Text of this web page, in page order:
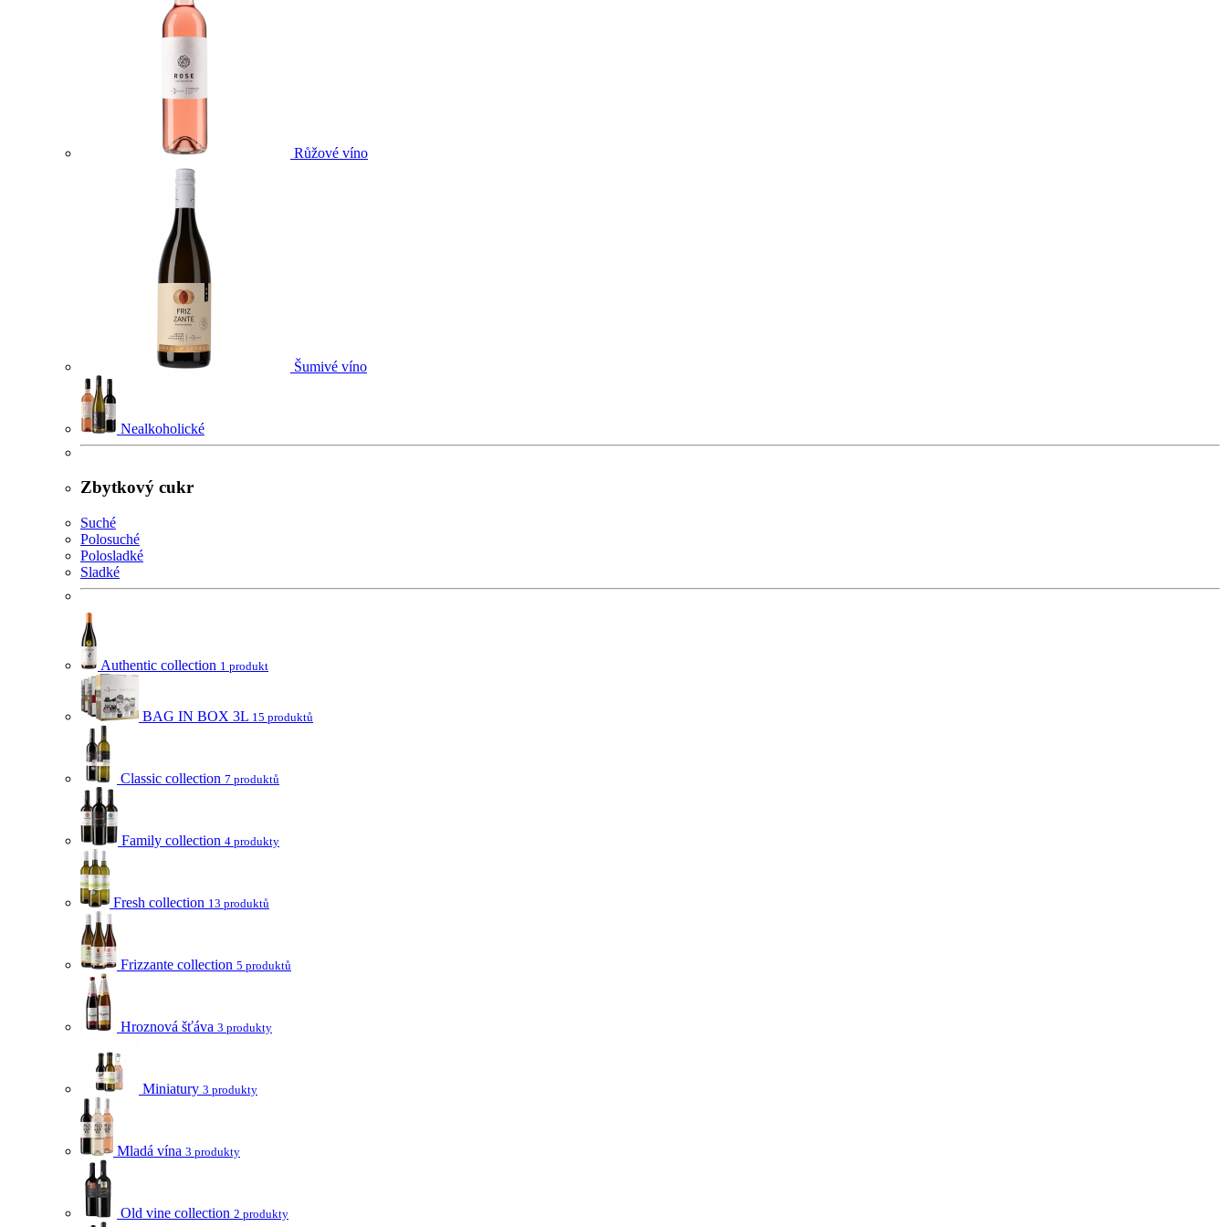
Růžové víno
Šumivé víno
Nealkoholické
Zbytkový cukr
Suché
Polosuché
Polosladké
Sladké
Authentic collection 1 produkt
BAG IN BOX 3L 15 produktů
Classic collection 7 produktů
Family collection 4 produkty
Fresh collection 13 produktů
Frizzante collection 5 produktů
Hroznová šťáva 3 produkty
Miniatury 3 produkty
Mladá vína 3 produkty
Old vine collection 2 produkty